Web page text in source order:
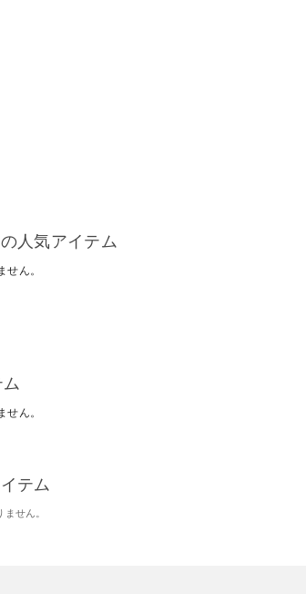
人気アイテム
ん。
ん。
テム
せん。